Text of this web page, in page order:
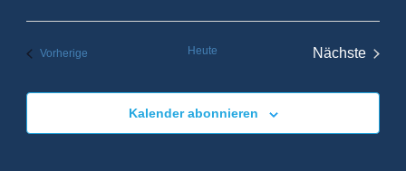
VorherigeVeranstaltungen Heute
Nächste
Kalender abonnieren